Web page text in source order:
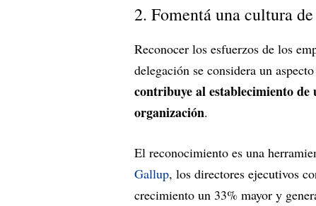
2. Fomentá una cultura
Reconocer los esfuerzos de los
delegación se considera un
contribuye al establecimiento
organización.
El reconocimiento es una
Gallup, los directores ejecutivos
crecimiento un 33% mayor y